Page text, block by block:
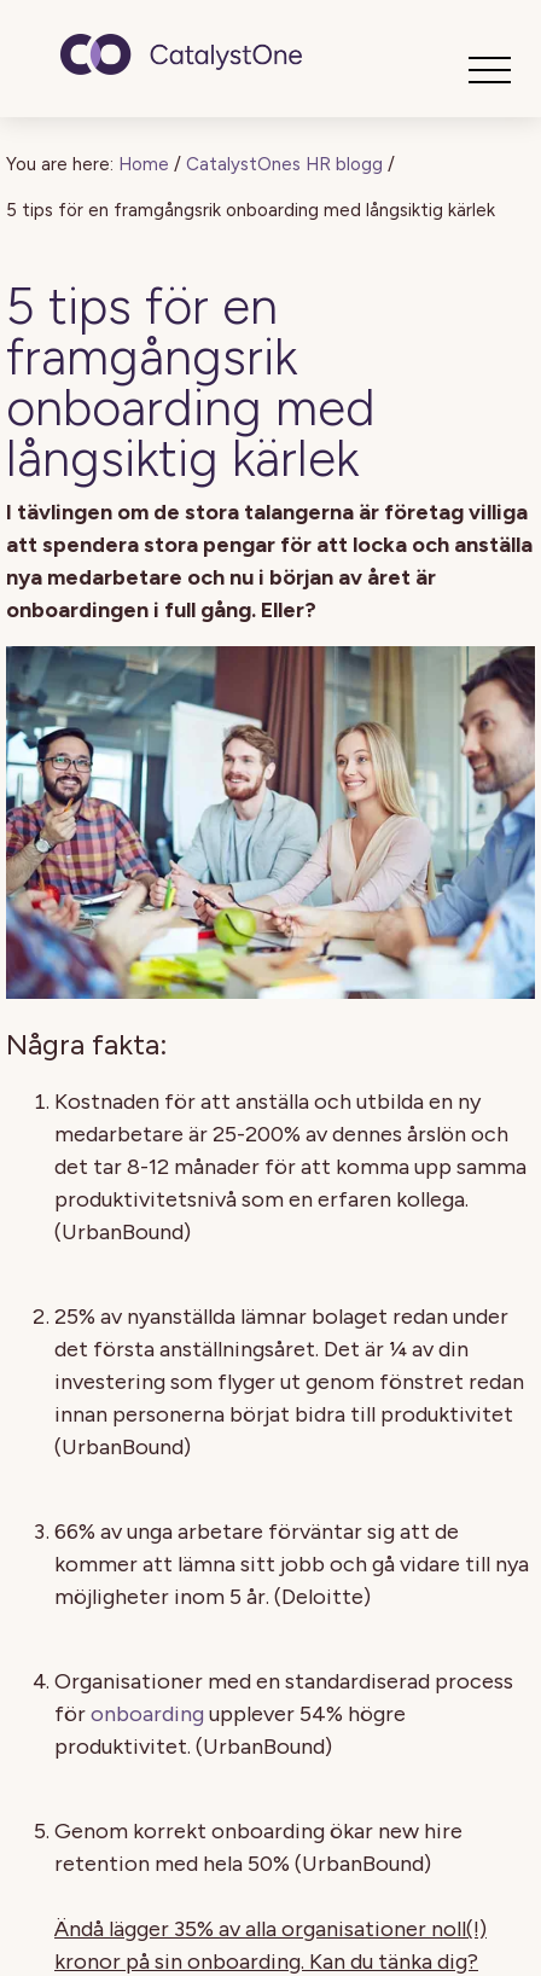
You are here: Home / CatalystOnes HR blogg /
5 tips för en framgångsrik onboarding med långsiktig kärlek
5 tips för en
framgångsrik
onboarding med
långsiktig kärlek
I tävlingen om de stora talangerna är företag villiga
att spendera stora pengar för att locka och anställa
nya medarbetare och nu i början av året är
onboardingen i full gång. Eller?
Några fakta:
Kostnaden för att anställa och utbilda en ny
medarbetare är 25-200% av dennes årslön och
det tar 8-12 månader för att komma upp samma
produktivitetsnivå som en erfaren kollega.
(UrbanBound)
25% av nyanställda lämnar bolaget redan under
det första anställningsåret. Det är ¼ av din
investering som flyger ut genom fönstret redan
innan personerna börjat bidra till produktivitet
(UrbanBound)
66% av unga arbetare förväntar sig att de
kommer att lämna sitt jobb och gå vidare till nya
möjligheter inom 5 år. (Deloitte)
Organisationer med en standardiserad process
föronboarding upplever 54% högre
produktivitet. (UrbanBound)
Genom korrekt onboarding ökar new hire
retention med hela 50% (UrbanBound)
Ändå lägger 35% av alla organisationer noll(!)
kronor på sin onboarding. Kan du tänka dig?